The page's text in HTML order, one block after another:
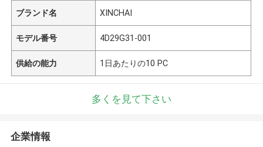
ブランド名 XINCHAI
モデル番号 4D29G31-001
供給の能力 1日あたりの10 PC
多くを見て下さい
企業情報